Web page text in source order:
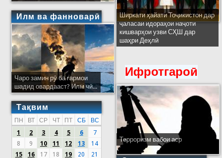
Илм ва фанноварӣ
Чаро замин рӯ ба гармои
шадид овардааст? Илм чӣ...
Тақвим
ПН ВТ СР ЧТ ПТ СБ
ВС
1
2 3 4 5 6
7
8
9 10 11 12 13
14
15
16 17 18 19 20
21
Ширкати ҳайати Тоҷикистон дар
ҷаласаи идораҳои наҷоти
кишварҳои узви СҲШ дар
шаҳри Деҳлӣ
Ифротгароӣ
Терроризм вабои аср